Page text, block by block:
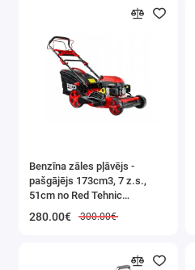
Benzīna zāles pļāvējs -
pašgājējs 173cm3, 7 z.s.,
51cm no Red Tehnic
280.00€ 300.00€